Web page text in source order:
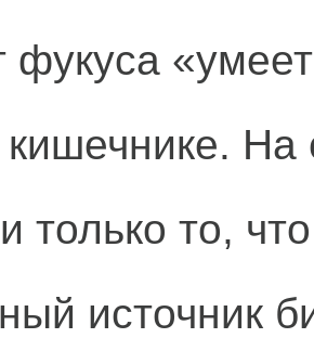
фукуса
На
только то,
источник